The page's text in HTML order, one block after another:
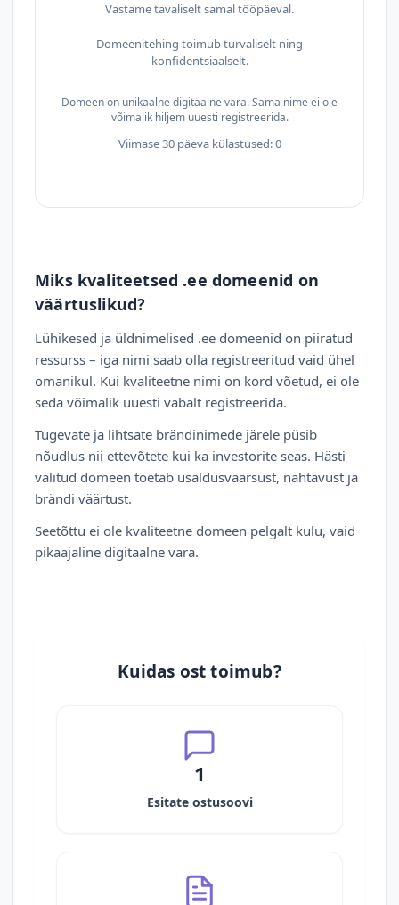
Vastame tavaliselt samal tööpäeval.
Domeenitehing toimub turvaliselt ning
konfidentsiaalselt.
Domeen on unikaalne digitaalne vara. Sama nime ei ole
võimalik hiljem uuesti registreerida.
Viimase 30 päeva külastused: 0
Miks kvaliteetsed .ee domeenid on
väärtuslikud?
Lühikesed ja üldnimelised .ee domeenid on piiratud
ressurss – iga nimi saab olla registreeritud vaid ühel
omanikul. Kui kvaliteetne nimi on kord võetud, ei ole
seda võimalik uuesti vabalt registreerida.
Tugevate ja lihtsate brändinimede järele püsib
nõudlus nii ettevõtete kui ka investorite seas. Hästi
valitud domeen toetab usaldusväärsust, nähtavust ja
brändi väärtust.
Seetõttu ei ole kvaliteetne domeen pelgalt kulu, vaid
pikaajaline digitaalne vara.
Kuidas ost toimub?
1
Esitate ostusoovi